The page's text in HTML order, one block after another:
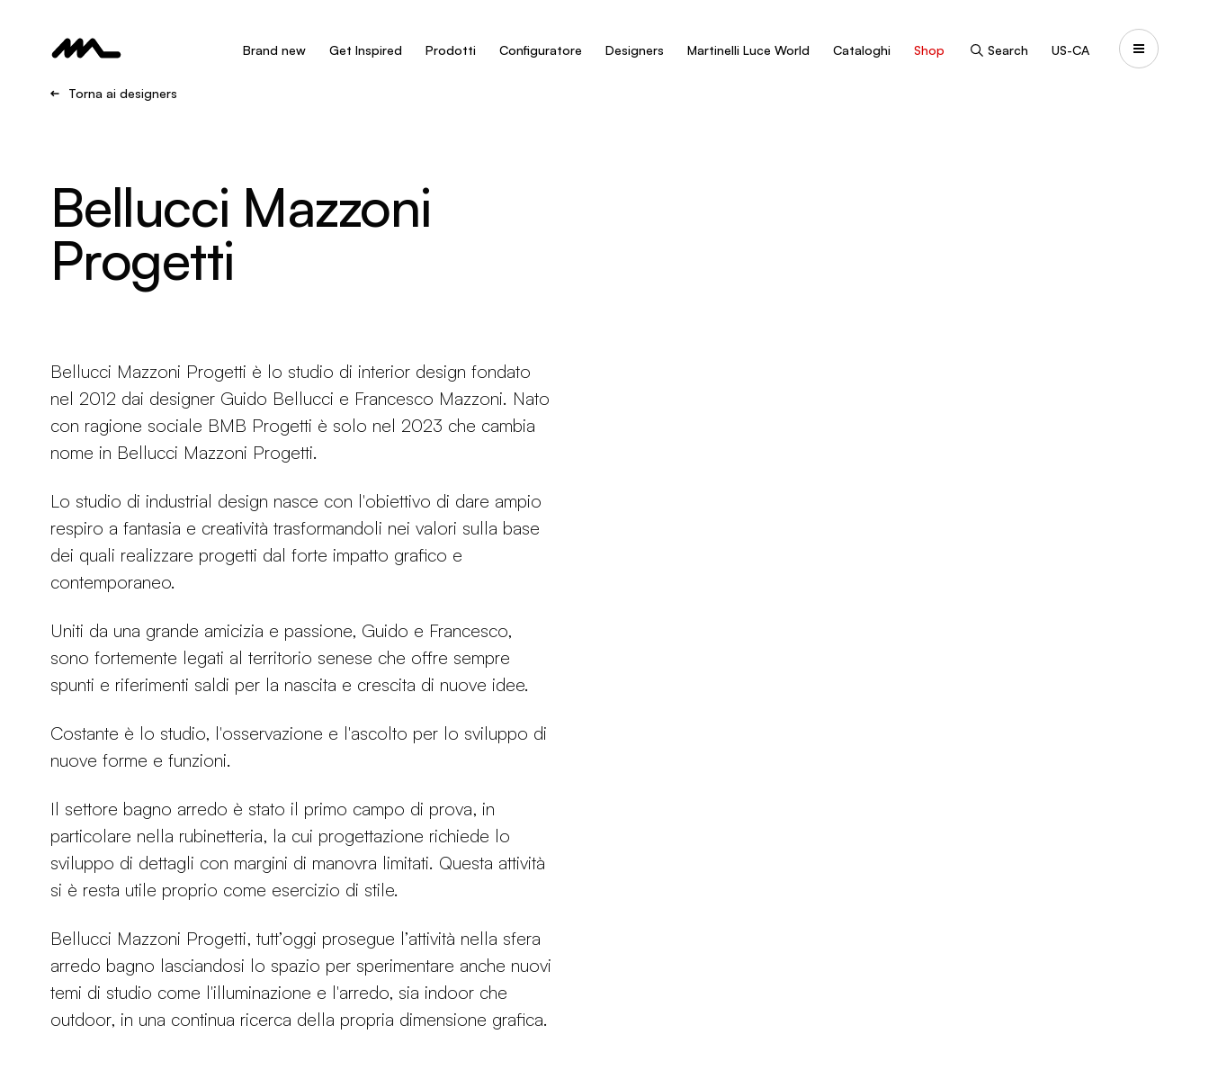
Brand new Get Inspired Prodotti Configuratore Designers Martinelli Luce World Cataloghi Shop Search US-CA
Torna ai designers
Bellucci Mazzoni
Progetti
Bellucci Mazzoni Progetti è lo studio di interior design fondato
nel 2012 dai designer Guido Bellucci e Francesco Mazzoni. Nato
con ragione sociale BMB Progetti è solo nel 2023 che cambia
nome in Bellucci Mazzoni Progetti.
Lo studio di industrial design nasce con l'obiettivo di dare ampio
respiro a fantasia e creatività trasformandoli nei valori sulla base
dei quali realizzare progetti dal forte impatto grafico e
contemporaneo.
Uniti da una grande amicizia e passione, Guido e Francesco,
sono fortemente legati al territorio senese che offre sempre
spunti e riferimenti saldi per la nascita e crescita di nuove idee.
Costante è lo studio, l'osservazione e l'ascolto per lo sviluppo di
nuove forme e funzioni.
Il settore bagno arredo è stato il primo campo di prova, in
particolare nella rubinetteria, la cui progettazione richiede lo
sviluppo di dettagli con margini di manovra limitati. Questa attività
si è resta utile proprio come esercizio di stile.
Bellucci Mazzoni Progetti, tutt’oggi prosegue l’attività nella sfera
arredo bagno lasciandosi lo spazio per sperimentare anche nuovi
temi di studio come l'illuminazione e l'arredo, sia indoor che
outdoor, in una continua ricerca della propria dimensione grafica.